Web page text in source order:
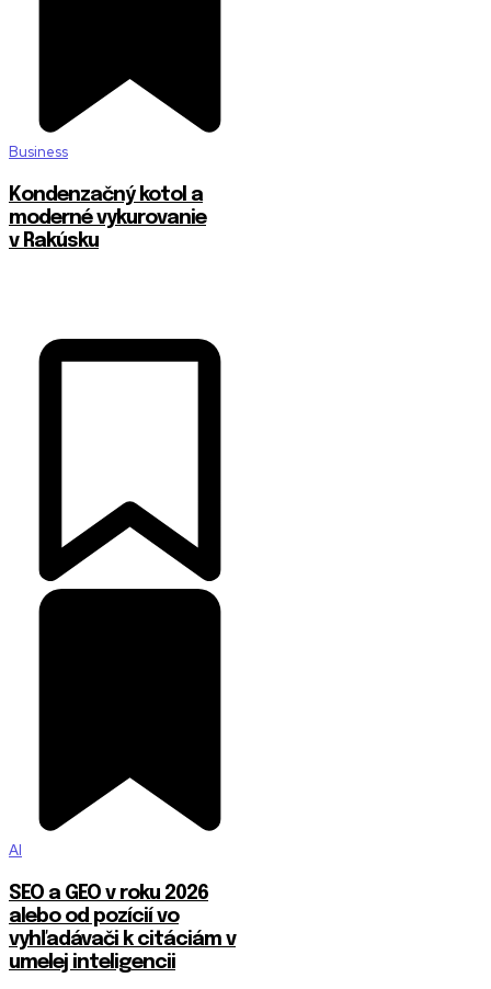
Business
Kondenzačný kotol a
moderné vykurovanie
v Rakúsku
AI
SEO a GEO v roku 2026
alebo od pozícií vo
vyhľadávači k citáciám v
umelej inteligencii